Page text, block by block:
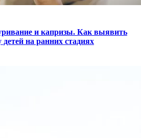
и капризы. Как выявить
на ранних стадиях